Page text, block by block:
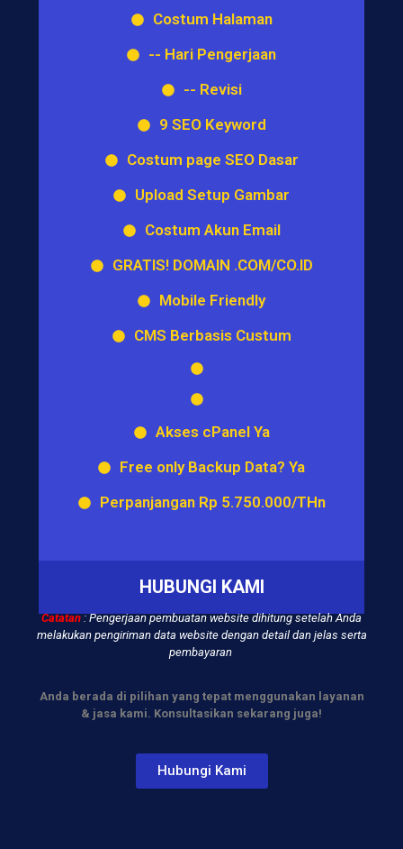
Costum Halaman
-- Hari Pengerjaan
-- Revisi
9 SEO Keyword
Costum page SEO Dasar
Upload Setup Gambar
Costum Akun Email
GRATIS! DOMAIN .COM/CO.ID
Mobile Friendly
CMS Berbasis Custum
Akses cPanel Ya
Free only Backup Data? Ya
Perpanjangan Rp 5.750.000/THn
HUBUNGI KAMI
Catatan: Pengerjaan pembuatan website dihitung setelah Anda
melakukan pengiriman data website dengan detail dan jelas serta
pembayaran
Anda berada di pilihan yang tepat menggunakan layanan
& jasa kami. Konsultasikan sekarang juga!
Hubungi Kami